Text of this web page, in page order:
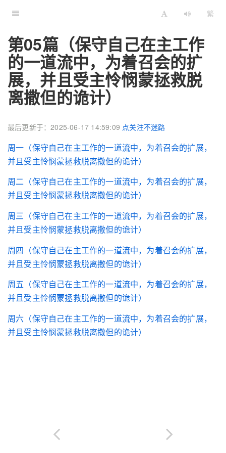
繁
第05篇（保守自己在主工作
的一道流中，为着召会的扩
展，并且受主怜悯蒙拯救脱
离撒但的诡计）
最后更新于：2025-06-17 14:59:09 点关注不迷路
周一（保守自己在主工作的一道流中，为着召会的扩展，
并且受主怜悯蒙拯救脱离撒但的诡计）
周二（保守自己在主工作的一道流中，为着召会的扩展，
并且受主怜悯蒙拯救脱离撒但的诡计）
周三（保守自己在主工作的一道流中，为着召会的扩展，
并且受主怜悯蒙拯救脱离撒但的诡计）
周四（保守自己在主工作的一道流中，为着召会的扩展，
并且受主怜悯蒙拯救脱离撒但的诡计）
周五（保守自己在主工作的一道流中，为着召会的扩展，
并且受主怜悯蒙拯救脱离撒但的诡计）
周六（保守自己在主工作的一道流中，为着召会的扩展，
并且受主怜悯蒙拯救脱离撒但的诡计）